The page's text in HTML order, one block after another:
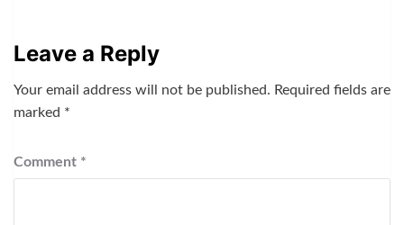
Leave a Reply
Your email address will not be published. Required fields are
marked *
Comment *